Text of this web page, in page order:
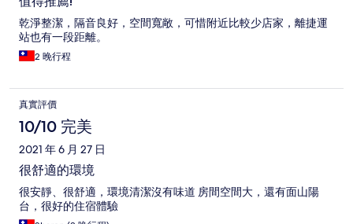
乾淨整潔，隔音良好，空間寬敞，可惜附近比較少店家，離捷運
站也有一段距離。
2 晚行程
真實評價
10/10 完美
2021 年 6 月 27 日
很舒適的環境
很安靜、很舒適，環境清潔沒有味道 房間空間大，還有面山陽
台，很好的住宿體驗